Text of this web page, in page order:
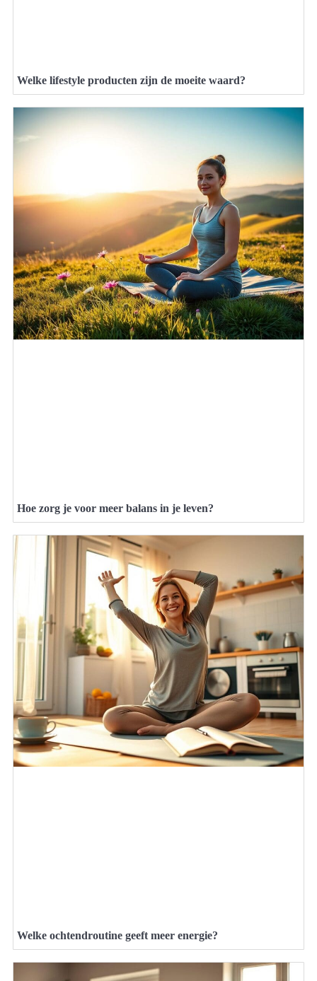
Welke lifestyle producten zijn de moeite waard?
Hoe zorg je voor meer balans in je leven?
Welke ochtendroutine geeft meer energie?